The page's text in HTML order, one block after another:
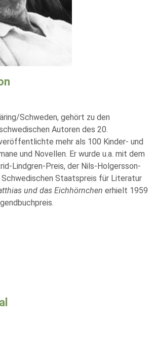
Schweden, gehört zu den
Autoren des 20.
mehr als 100 Kinder- und
und Novellen. Er wurde u.a. mit dem
Lindgren-Preis, der Nils-Holgersson-
Staatspreis für Literatur
und das Eichhörnchen erhielt 1959